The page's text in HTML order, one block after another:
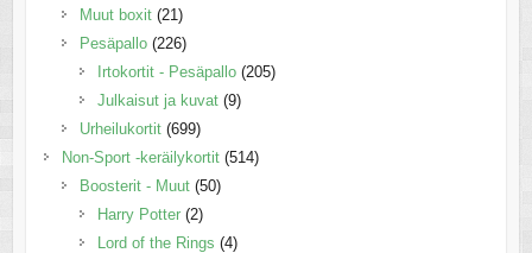
Muut boxit (21)
Pesäpallo (226)
Irtokortit - Pesäpallo (205)
Julkaisut ja kuvat (9)
Urheilukortit (699)
Non-Sport -keräilykortit (514)
Boosterit - Muut (50)
Harry Potter (2)
Lord of the Rings (4)